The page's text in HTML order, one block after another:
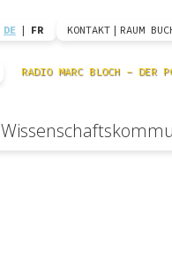
DE | FR KONTAKT | RAUM